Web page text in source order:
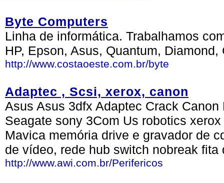
Byte Computers
Linha de informática. Trabalhamos
HP, Epson, Asus, Quantum,
http://www.costaoeste.com.br/byte
Adaptec , Scsi, xerox, canon
Asus Asus 3dfx Adaptec Crack
Seagate sony 3Com Us robotics
Mavica memória drive e gravador de
de vídeo, rede hub switch nobreak fita
http://www.awi.com.br/Perifericos